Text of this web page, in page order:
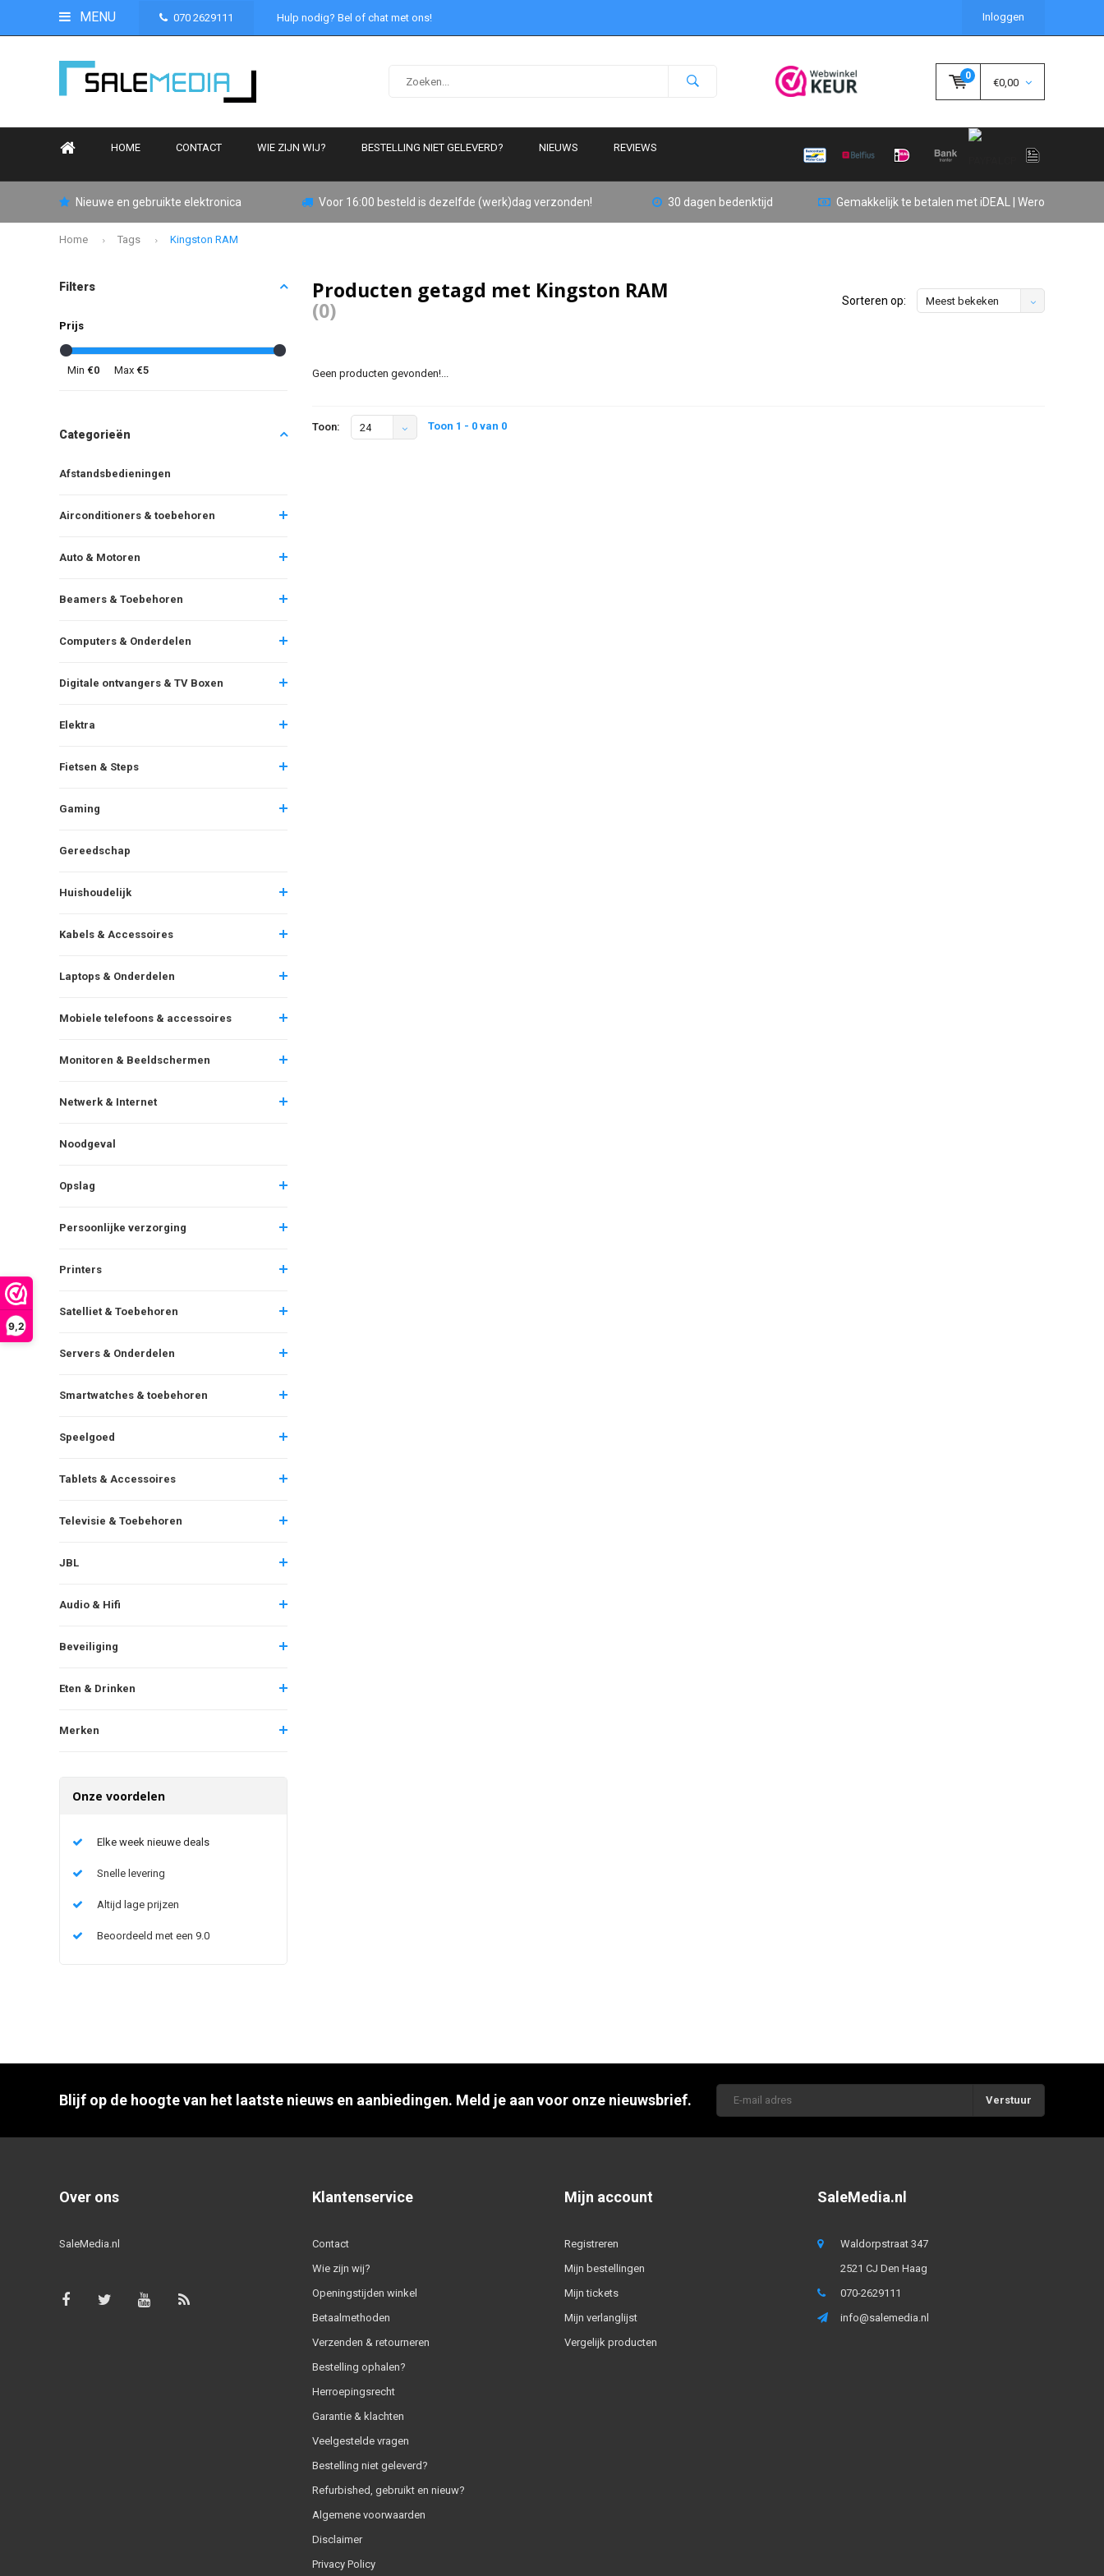
9,2
MENU 070 2629111 Hulp nodig? Bel of chat met ons! Inloggen
0
€0,00
HOME CONTACT WIE ZIJN WIJ? BESTELLING NIET GELEVERD? NIEUWS REVIEWS
Nieuwe en gebruikte elektronica Voor 16:00 besteld is dezelfde (werk)dag verzonden! 30 dagen bedenktijd Gemakkelijk te betalen met iDEAL | Wero
Home Tags Kingston RAM
Filters
Prijs
Min €0 Max €5
Categorieën
Afstandsbedieningen
Airconditioners & toebehoren
Auto & Motoren
Beamers & Toebehoren
Computers & Onderdelen
Digitale ontvangers & TV Boxen
Elektra
Fietsen & Steps
Gaming
Gereedschap
Huishoudelijk
Kabels & Accessoires
Laptops & Onderdelen
Mobiele telefoons & accessoires
Monitoren & Beeldschermen
Netwerk & Internet
Noodgeval
Opslag
Persoonlijke verzorging
Printers
Satelliet & Toebehoren
Servers & Onderdelen
Smartwatches & toebehoren
Speelgoed
Tablets & Accessoires
Televisie & Toebehoren
JBL
Audio & Hifi
Beveiliging
Eten & Drinken
Merken
Onze voordelen
Elke week nieuwe deals
Snelle levering
Altijd lage prijzen
Beoordeeld met een 9.0
Producten getagd met Kingston RAM
(0) Sorteren op: Meest bekeken
Geen producten gevonden!...
Toon: 24 Toon 1 - 0 van 0
Blijf op de hoogte van het laatste nieuws en aanbiedingen. Meld je aan voor onze nieuwsbrief. Verstuur
Over ons
SaleMedia.nl
Klantenservice
Contact
Wie zijn wij?
Openingstijden winkel
Betaalmethoden
Verzenden & retourneren
Bestelling ophalen?
Herroepingsrecht
Garantie & klachten
Veelgestelde vragen
Bestelling niet geleverd?
Refurbished, gebruikt en nieuw?
Algemene voorwaarden
Disclaimer
Privacy Policy
Mijn account
Registreren
Mijn bestellingen
Mijn tickets
Mijn verlanglijst
Vergelijk producten
SaleMedia.nl
Waldorpstraat 347
2521 CJ Den Haag
070-2629111
info@salemedia.nl